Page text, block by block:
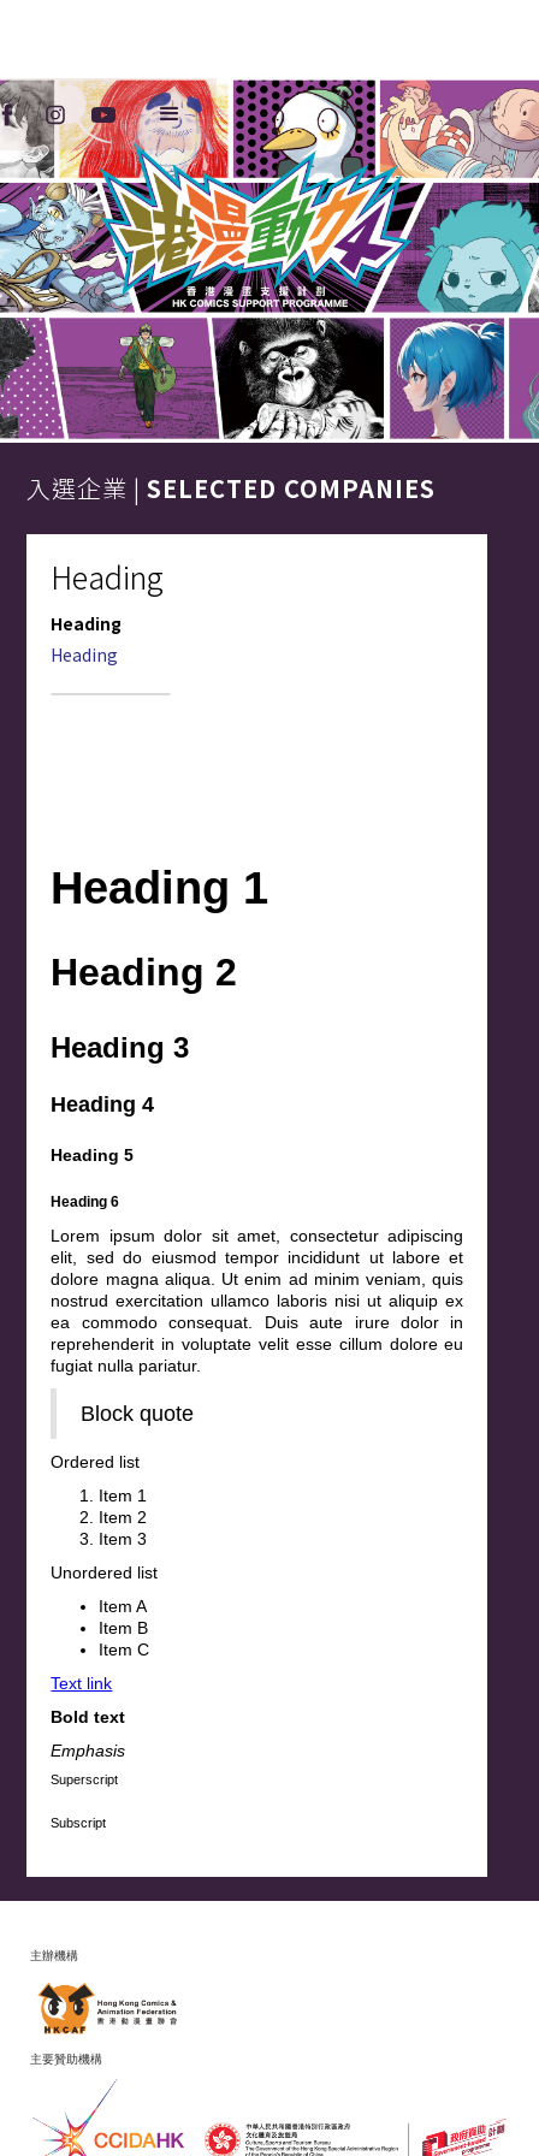
入選企業 |SELECTED COMPANIES
Heading
Heading
Heading
Heading 1
Heading 2
Heading 3
Heading 4
Heading 5
Heading 6
Lorem ipsum dolor sit amet, consectetur adipiscing
elit, sed do eiusmod tempor incididunt ut labore et
dolore magna aliqua. Ut enim ad minim veniam, quis
nostrud exercitation ullamco laboris nisi ut aliquip ex
ea commodo consequat. Duis aute irure dolor in
reprehenderit in voluptate velit esse cillum dolore eu
fugiat nulla pariatur.
Block quote
Ordered list
Item 1
Item 2
Item 3
Unordered list
Item A
Item B
Item C
Text link
Bold text
Emphasis
Superscript
Subscript
主辦機構
主要贊助機構